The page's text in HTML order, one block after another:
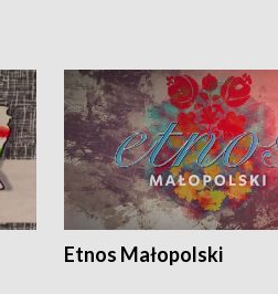
Etnos Małopolski